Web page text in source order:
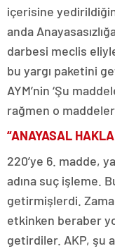
içerisine
anda
darbesi meclis
bu yargı paketini
AYM’nin ‘Şu
rağmen o
“ANAYASAL
220’ye 6. madde,
adına suç işleme.
getirmişlerdi.
etkinken beraber
getirdiler. AKP, şu